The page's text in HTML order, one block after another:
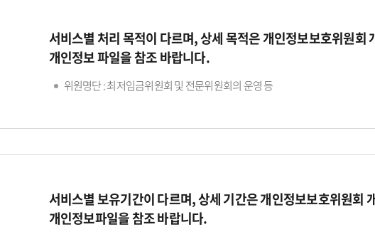
서비스별 처리 목적이 다르며, 상세 목적은 개인정보보호위원회
개인정보 파일을 참조 바랍니다.
위원명단 : 최저임금위원회 및 전문위원회의 운영 등
서비스별 보유기간이 다르며, 상세 기간은 개인정보보호위원회
개인정보파일을 참조 바랍니다.